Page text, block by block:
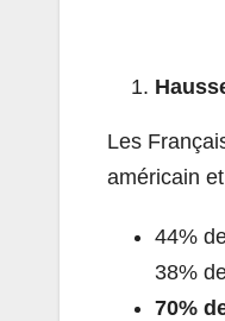
Les
américain
44%
38%
70%